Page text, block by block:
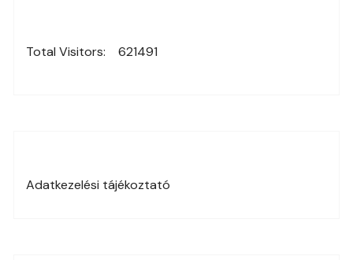
Total Visitors: 621491
Adatkezelési tájékoztató